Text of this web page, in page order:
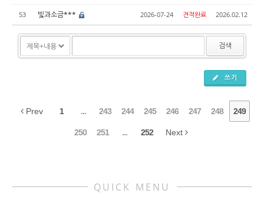
53 빛과소금*** 2026-07-24 견적완료 2026.02.12
검색
쓰기
Prev 1 ... 243 244 245 246 247 248 249
250 251 ... 252 Next
QUICK MENU